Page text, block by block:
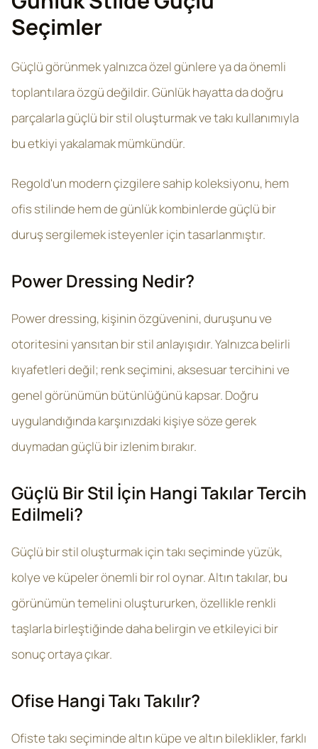
Seçimler
Güçlü görünmek yalnızca özel günlere ya da önemli
toplantılara özgü değildir. Günlük hayatta da doğru
parçalarla güçlü bir stil oluşturmak ve takı kullanımıyla
bu etkiyi yakalamak mümkündür.
Regold'un modern çizgilere sahip koleksiyonu, hem
ofis stilinde hem de günlük kombinlerde güçlü bir
duruş sergilemek isteyenler için tasarlanmıştır.
Power Dressing Nedir?
Power dressing, kişinin özgüvenini, duruşunu ve
otoritesini yansıtan bir stil anlayışıdır. Yalnızca belirli
kıyafetleri değil; renk seçimini, aksesuar tercihini ve
genel görünümün bütünlüğünü kapsar. Doğru
uygulandığında karşınızdaki kişiye söze gerek
duymadan güçlü bir izlenim bırakır.
Güçlü Bir Stil İçin Hangi Takılar Tercih
Edilmeli?
Güçlü bir stil oluşturmak için takı seçiminde yüzük,
kolye ve küpeler önemli bir rol oynar. Altın takılar, bu
görünümün temelini oluştururken, özellikle renkli
taşlarla birleştiğinde daha belirgin ve etkileyici bir
sonuç ortaya çıkar.
Ofise Hangi Takı Takılır?
Ofiste takı seçiminde altın küpe ve altın bileklikler, farklı